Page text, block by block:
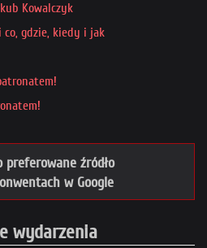
Kowalczyk
co, gdzie, kiedy i jak
preferowane źródło
w Google
wydarzenia